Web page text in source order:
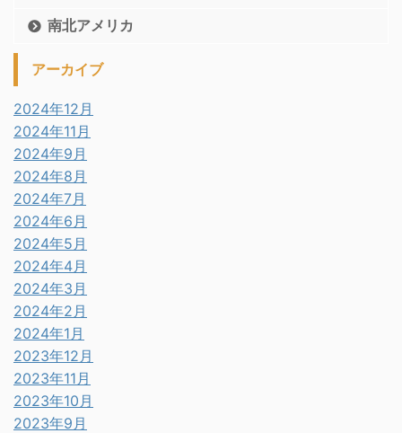
南北アメリカ
アーカイブ
2024年12月
2024年11月
2024年9月
2024年8月
2024年7月
2024年6月
2024年5月
2024年4月
2024年3月
2024年2月
2024年1月
2023年12月
2023年11月
2023年10月
2023年9月